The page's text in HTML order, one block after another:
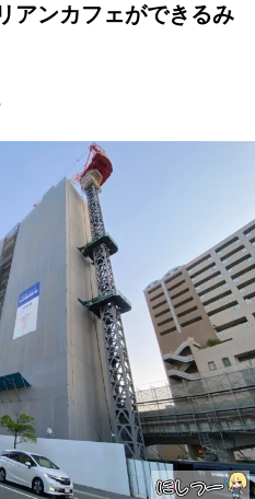
アンカフェができるみ